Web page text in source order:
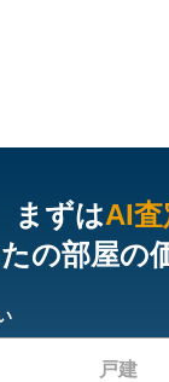
まずはAI査
の部屋の
戸建